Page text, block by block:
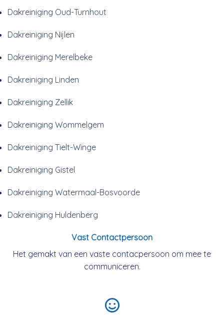
Dakreiniging Oud-Turnhout
Dakreiniging Nijlen
Dakreiniging Merelbeke
Dakreiniging Linden
Dakreiniging Zellik
Dakreiniging Wommelgem
Dakreiniging Tielt-Winge
Dakreiniging Gistel
Dakreiniging Watermaal-Bosvoorde
Dakreiniging Huldenberg
Vast Contactpersoon
Het gemakt van een vaste contacpersoon om mee te
communiceren.